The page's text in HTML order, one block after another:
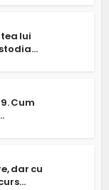
lui
Cum
dar cu